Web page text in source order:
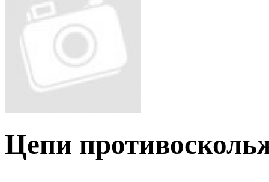
Цепи